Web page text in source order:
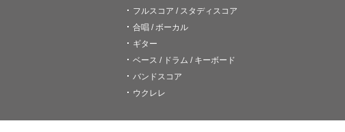
フルスコア / スタディスコア
合唱 / ボーカル
ギター
ベース / ドラム / キーボード
バンドスコア
ウクレレ